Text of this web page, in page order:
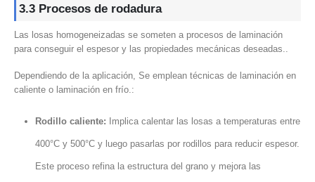
3.3 Procesos de rodadura
Las losas homogeneizadas se someten a procesos de laminación
para conseguir el espesor y las propiedades mecánicas deseadas..
Dependiendo de la aplicación, Se emplean técnicas de laminación en
caliente o laminación en frío.:
Rodillo caliente: Implica calentar las losas a temperaturas entre
400°C y 500°C y luego pasarlas por rodillos para reducir espesor.
Este proceso refina la estructura del grano y mejora las